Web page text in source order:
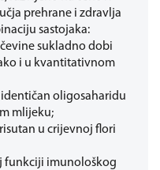
prehrane i zdravlja
sastojaka:
sukladno dobi
i u kvantitativnom
oligosaharidu
mlijeku;
u crijevnoj flori
funkciji imunološkog